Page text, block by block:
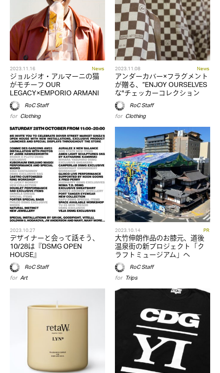
2023.11.16 News
ジョルジオ・アルマーニの猫
がモチーフ OUR
LEGACY×EMPORIO ARMANI
RoC Staff
for Clothing
2023.11.08 News
アンダーカバー×フラグメント
が贈る、”ENJOY OURSELVES
な"チェッカーコレクション
RoC Staff
for Clothing
2023.10.27
デザイナーと会って話そう、
10/28は『DSMG OPEN
HOUSE』
RoC Staff
for Art
2023.10.14 PR
大竹伸朗作品のお膝元、道後
温泉街の新プロジェクト「ク
ラフトミュージアム」へ
RoC Staff
for Trips